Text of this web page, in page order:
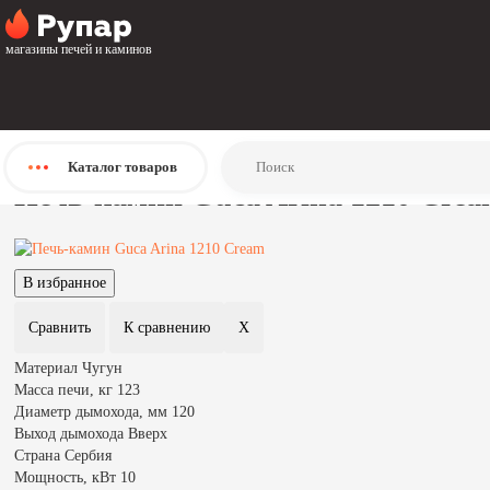
магазины печей и каминов
Каталог товаров
Главная
Каталог
Печи
Материал Чугун
Масса печи, кг 123
Диаметр дымохода, мм 120
Выход дымохода Вверх
Страна Сербия
Мощность, кВт 10